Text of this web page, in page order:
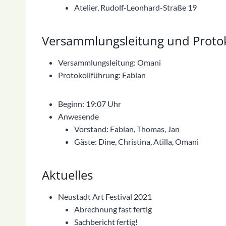
Atelier, Rudolf-Leonhard-Straße 19
Versammlungsleitung und
Versammlungsleitung: Omani
Protokollführung: Fabian
Beginn: 19:07 Uhr
Anwesende
Vorstand: Fabian, Thomas, Jan
Gäste: Dine, Christina, Atilla, Omani
Aktuelles
Neustadt Art Festival 2021
Abrechnung fast fertig
Sachbericht fertig!